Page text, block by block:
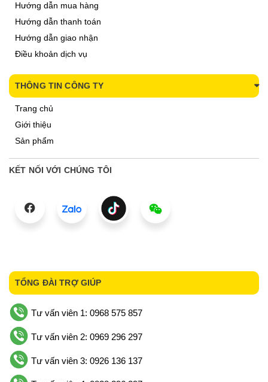
Hướng dẫn mua hàng
Hướng dẫn thanh toán
Hướng dẫn giao nhận
Điều khoản dịch vụ
THÔNG TIN CÔNG TY
Trang chủ
Giới thiệu
Sản phẩm
KẾT NỐI VỚI CHÚNG TÔI
TỔNG ĐÀI TRỢ GIÚP
Tư vấn viên 1: 0968 575 857
Tư vấn viên 2: 0969 296 297
Tư vấn viên 3: 0926 136 137